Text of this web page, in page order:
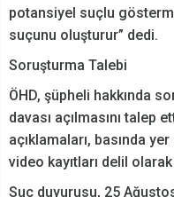
potansiyel suçlu
suçunu oluşturur” dedi.
Soruşturma Talebi
ÖHD, şüpheli hakkında
davası açılmasını talep
açıklamaları, basında
video kayıtları delil
Suç duyurusu, 25